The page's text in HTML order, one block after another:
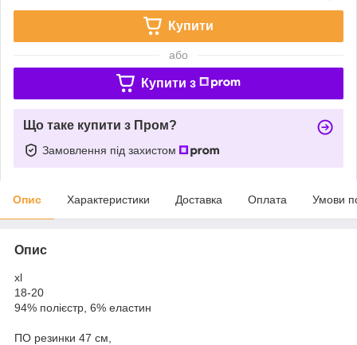
Купити
або
Купити з
Що таке купити з Пром?
Замовлення під захистом
Опис Характеристики Доставка Оплата Умови
Опис
xl
18-20
94% полієстр, 6% еластин
ПО резинки 47 см,